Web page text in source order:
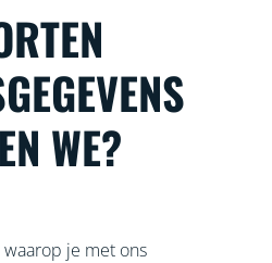
WE?
je met ons